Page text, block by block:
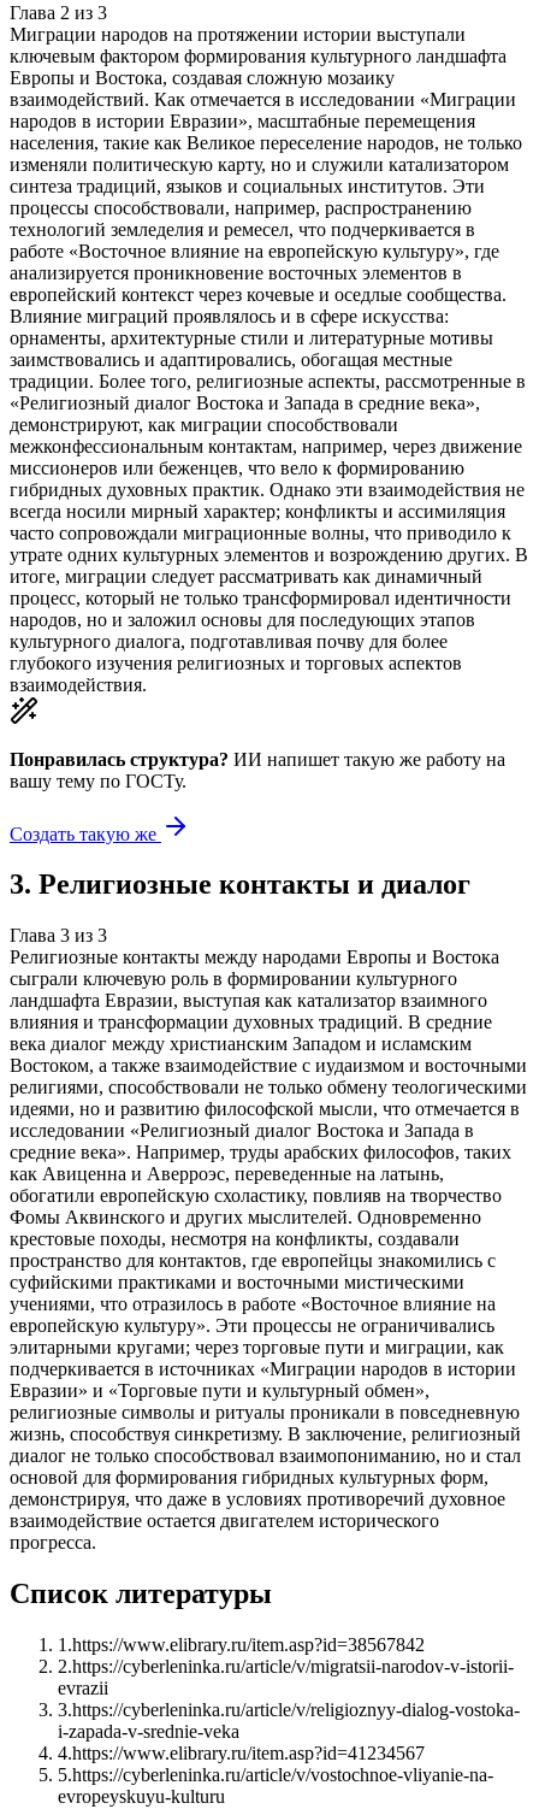
Глава 2 из 3
Миграции народов на протяжении истории выступали
ключевым фактором формирования культурного ландшафта
Европы и Востока, создавая сложную мозаику
взаимодействий. Как отмечается в исследовании «Миграции
народов в истории Евразии», масштабные перемещения
населения, такие как Великое переселение народов, не только
изменяли политическую карту, но и служили катализатором
синтеза традиций, языков и социальных институтов. Эти
процессы способствовали, например, распространению
технологий земледелия и ремесел, что подчеркивается в
работе «Восточное влияние на европейскую культуру», где
анализируется проникновение восточных элементов в
европейский контекст через кочевые и оседлые сообщества.
Влияние миграций проявлялось и в сфере искусства:
орнаменты, архитектурные стили и литературные мотивы
заимствовались и адаптировались, обогащая местные
традиции. Более того, религиозные аспекты, рассмотренные в
«Религиозный диалог Востока и Запада в средние века»,
демонстрируют, как миграции способствовали
межконфессиональным контактам, например, через движение
миссионеров или беженцев, что вело к формированию
гибридных духовных практик. Однако эти взаимодействия не
всегда носили мирный характер; конфликты и ассимиляция
часто сопровождали миграционные волны, что приводило к
утрате одних культурных элементов и возрождению других. В
итоге, миграции следует рассматривать как динамичный
процесс, который не только трансформировал идентичности
народов, но и заложил основы для последующих этапов
культурного диалога, подготавливая почву для более
глубокого изучения религиозных и торговых аспектов
взаимодействия.
Понравилась структура? ИИ напишет такую же работу на
вашу тему по ГОСТу.
Создать такую же
3. Религиозные контакты и диалог
Глава 3 из 3
Религиозные контакты между народами Европы и Востока
сыграли ключевую роль в формировании культурного
ландшафта Евразии, выступая как катализатор взаимного
влияния и трансформации духовных традиций. В средние
века диалог между христианским Западом и исламским
Востоком, а также взаимодействие с иудаизмом и восточными
религиями, способствовали не только обмену теологическими
идеями, но и развитию философской мысли, что отмечается в
исследовании «Религиозный диалог Востока и Запада в
средние века». Например, труды арабских философов, таких
как Авиценна и Аверроэс, переведенные на латынь,
обогатили европейскую схоластику, повлияв на творчество
Фомы Аквинского и других мыслителей. Одновременно
крестовые походы, несмотря на конфликты, создавали
пространство для контактов, где европейцы знакомились с
суфийскими практиками и восточными мистическими
учениями, что отразилось в работе «Восточное влияние на
европейскую культуру». Эти процессы не ограничивались
элитарными кругами; через торговые пути и миграции, как
подчеркивается в источниках «Миграции народов в истории
Евразии» и «Торговые пути и культурный обмен»,
религиозные символы и ритуалы проникали в повседневную
жизнь, способствуя синкретизму. В заключение, религиозный
диалог не только способствовал взаимопониманию, но и стал
основой для формирования гибридных культурных форм,
демонстрируя, что даже в условиях противоречий духовное
взаимодействие остается двигателем исторического
прогресса.
Список литературы
1 .https://www.elibrary.ru/item.asp?id=38567842
2.https://cyberleninka.ru/article/v/migratsii-narodov-v-istorii-
evrazii
3.https://cyberleninka.ru/article/v/religioznyy-dialog-vostoka-
i-zapada-v-srednie-veka
4.https://www.elibrary.ru/item.asp?id=41234567
5.https://cyberleninka.ru/article/v/vostochnoe-vliyanie-na-
evropeyskuyu-kulturu